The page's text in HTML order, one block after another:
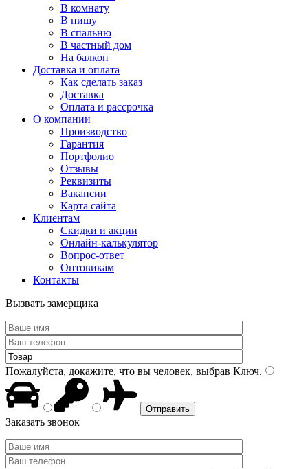
В комнату
В нишу
В спальню
В частный дом
На балкон
Доставка и оплата
Как сделать заказ
Доставка
Оплата и рассрочка
О компании
Производство
Гарантия
Портфолио
Отзывы
Реквизиты
Вакансии
Карта сайта
Клиентам
Скидки и акции
Онлайн-калькулятор
Вопрос-ответ
Оптовикам
Контакты
Вызвать замерщика
Пожалуйста, докажите, что вы человек, выбрав Ключ.
Заказать звонок